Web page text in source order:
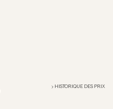
HISTORIQUE DES PRIX